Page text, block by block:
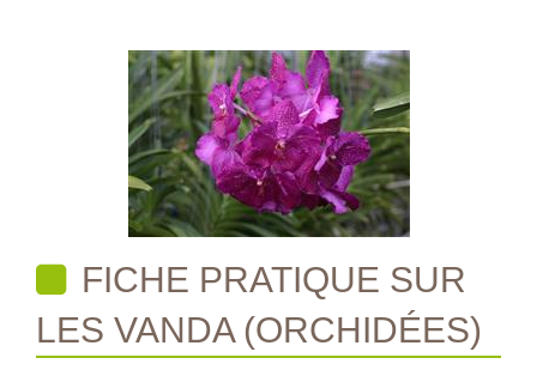
FICHE PRATIQUE SUR
LES VANDA (ORCHIDÉES)